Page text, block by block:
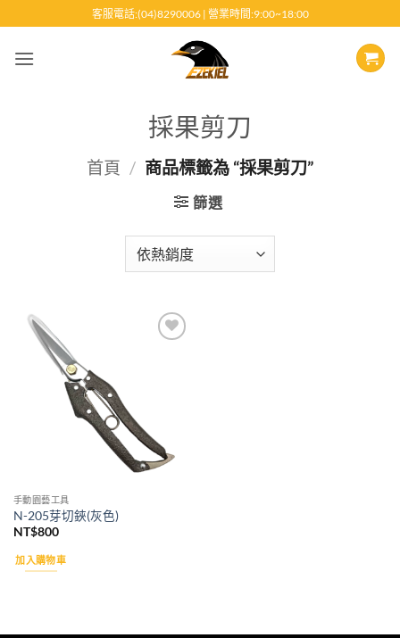
至
客服電話:(04)8290006 | 營業時間:9:00~18:00
採果剪刀
首頁 / 商品標籤為 “採果剪刀”
篩選
手動園藝工具
N-205芽切鋏(灰色)
NT$800
加入購物車